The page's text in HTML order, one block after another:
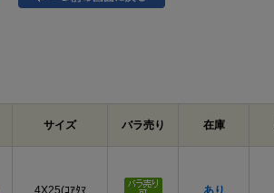
サイズ バラ売り 在庫
4X25(ｺｱﾀﾏ あり